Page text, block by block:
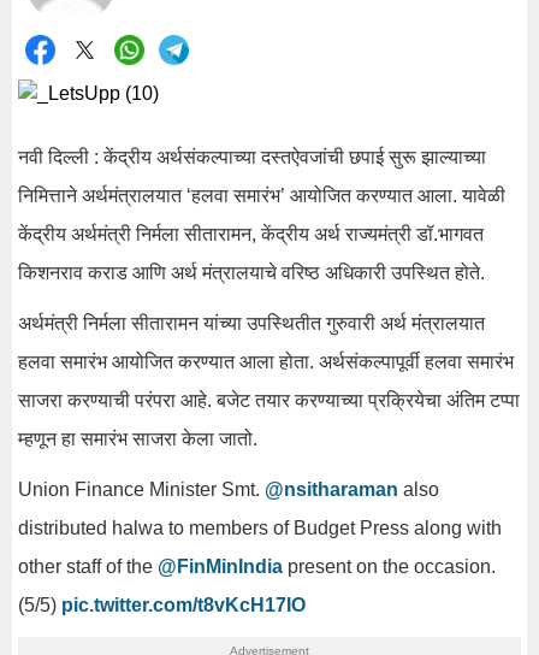
नवी दिल्ली : केंद्रीय अर्थसंकल्पाच्या दस्तऐवजांची छपाई सुरू झाल्याच्या
निमित्ताने अर्थमंत्रालयात ‘हलवा समारंभ’ आयोजित करण्यात आला. यावेळी
केंद्रीय अर्थमंत्री निर्मला सीतारामन, केंद्रीय अर्थ राज्यमंत्री डॉ.भागवत
किशनराव कराड आणि अर्थ मंत्रालयाचे वरिष्ठ अधिकारी उपस्थित होते.
अर्थमंत्री निर्मला सीतारामन यांच्या उपस्थितीत गुरुवारी अर्थ मंत्रालयात
हलवा समारंभ आयोजित करण्यात आला होता. अर्थसंकल्पापूर्वी हलवा समारंभ
साजरा करण्याची परंपरा आहे. बजेट तयार करण्याच्या प्रक्रियेचा अंतिम टप्पा
म्हणून हा समारंभ साजरा केला जातो.
Union Finance Minister Smt. @nsitharaman also
distributed halwa to members of Budget Press along with
other staff of the @FinMinIndia present on the occasion.
(5/5) pic.twitter.com/t8vKcH17IO